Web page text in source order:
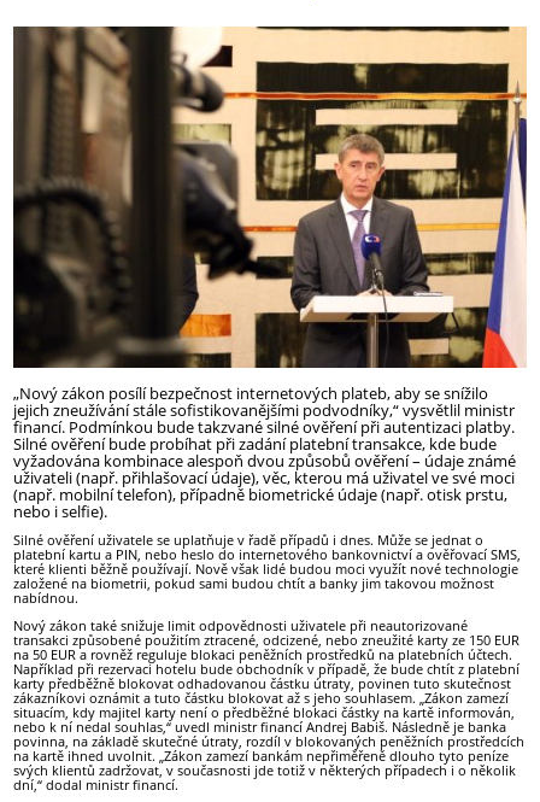
„Nový zákon posílí bezpečnost internetových plateb, aby se snížilo
jejich zneužívání stále sofistikovanějšími podvodníky,“vysvětlil ministr
financí. Podmínkou bude takzvané silné ověření při autentizaci platby.
Silné ověření bude probíhat při zadání platební transakce, kde bude
vyžadována kombinace alespoň dvou způsobů ověření – údaje známé
uživateli (např. přihlašovací údaje), věc, kterou má uživatel ve své moci
(např. mobilní telefon), případně biometrické údaje (např. otisk prstu,
nebo i selfie).
Silné ověření uživatele se uplatňuje v řadě případů i dnes. Může se jednat o
platební kartu a PIN, nebo heslo do internetového bankovnictví a ověřovací SMS,
které klienti běžně používají. Nově však lidé budou moci využít nové technologie
založené na biometrii, pokud sami budou chtít a banky jim takovou možnost
nabídnou.
Nový zákon také snižuje limit odpovědnosti uživatele při neautorizované
transakci způsobené použitím ztracené, odcizené, nebo zneužité karty ze 150 EUR
na 50 EUR a rovněž reguluje blokaci peněžních prostředků na platebních účtech.
Například při rezervaci hotelu bude obchodník v případě, že bude chtít z platební
karty předběžně blokovat odhadovanou částku útraty, povinen tuto skutečnost
zákazníkovi oznámit a tuto částku blokovat až s jeho souhlasem. „Zákon zamezí
situacím, kdy majitel karty není o předběžné blokaci částky na kartě informován,
nebo k ní nedal souhlas,“ uvedl ministr financí Andrej Babiš. Následně je banka
povinna, na základě skutečné útraty, rozdíl v blokovaných peněžních prostředcích
na kartě ihned uvolnit. „Zákon zamezí bankám nepřiměřeně dlouho tyto peníze
svých klientů zadržovat, v současnosti jde totiž v některých případech i o několik
dní,“ dodal ministr financí.